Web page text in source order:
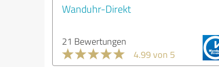
Wanduhr-Direkt
21 Bewertungen
4.99 von 5